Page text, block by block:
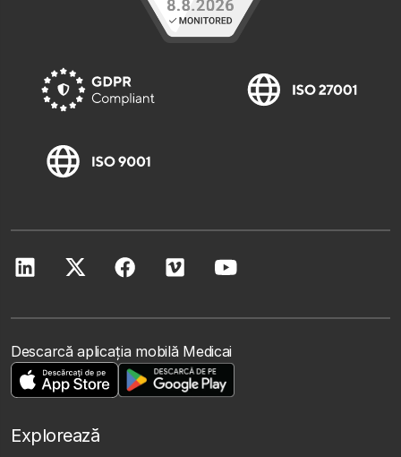
Descarcă aplicația mobilă Medicai
Explorează